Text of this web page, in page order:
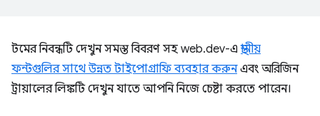
টমের নিবন্ধটি দেখুন সমস্ত বিবরণ সহ web.dev-এস্থানীয়
ফন্টগুলির সাথে উন্নত টাইপোগ্রাফি ব্যবহার করুনএবং অরিজিন
ট্রায়ালের লিঙ্কটি দেখুন যাতে আপনি নিজে চেষ্টা করতে পারেন।